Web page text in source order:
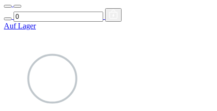
Auf Lager